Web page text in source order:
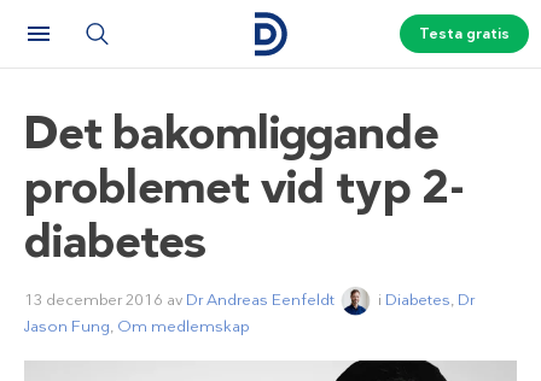
Testa gratis
Det bakomliggande
problemet vid typ 2-
diabetes
13 december 2016 av Dr Andreas Eenfeldt i Diabetes, Dr
Jason Fung, Om medlemskap